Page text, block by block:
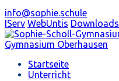
info@sophie.schule
IServ WebUntis Downloads
Gymnasium Oberhausen
Startseite
Unterricht